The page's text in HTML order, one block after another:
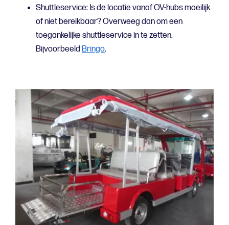
Shuttleservice: Is de locatie vanaf OV-hubs moeilijk
of niet bereikbaar? Overweeg dan om een
toegankelijke shuttleservice in te zetten.
Bijvoorbeeld Bringo.